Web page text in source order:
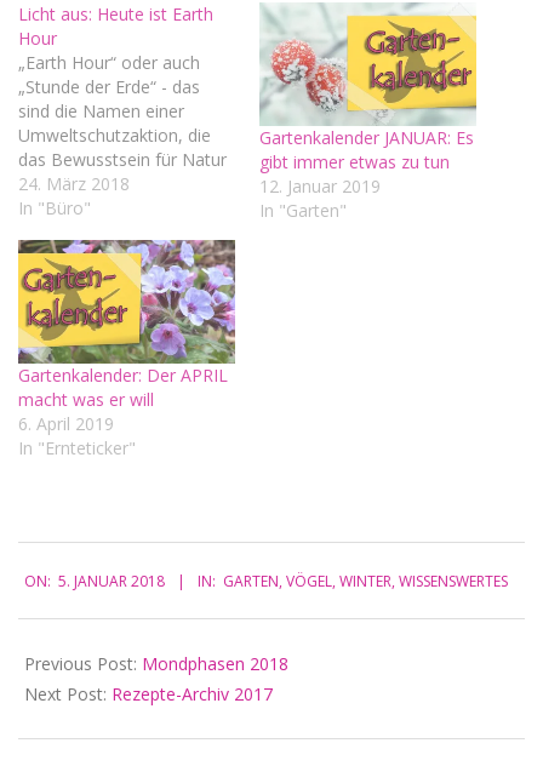
Licht aus: Heute ist Earth
Hour
„Earth Hour“ oder auch
„Stunde der Erde“ - das
sind die Namen einer
Umweltschutzaktion, die
das Bewusstsein für Natur
und Umwelt erhöhen und
Energiesparen und die
Treibhausgasen symbolisch
unterstützen soll. Von 20.30
bis 21.30 Uhr sollen heute,
Samstag, 24. März 2018,
alle Lichter ausgeschaltet
werden. Die ersten, die…
24. März 2018
In "Büro"
Gartenkalender JANUAR: Es
gibt immer etwas zu tun
12. Januar 2019
In "Garten"
Gartenkalender: Der APRIL
macht was er will
6. April 2019
In "Ernteticker"
01-
05
ON: 5. JANUAR 2018 IN: GARTEN, VÖGEL, WINTER, WISSENSWERTES
Previous Post: Mondphasen 2018
Next Post: Rezepte-Archiv 2017